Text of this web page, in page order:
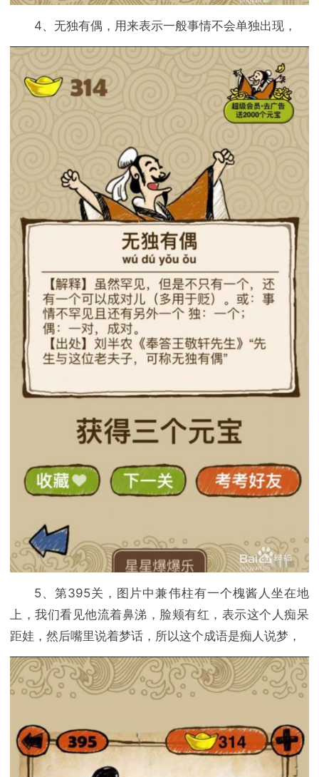
4、无独有偶，用来表示一般事情不会单独出现，
5、第395关，图片中兼伟柱有一个槐酱人坐在地
上，我们看见他流着鼻涕，脸颊有红，表示这个人痴呆
距娃，然后嘴里说着梦话，所以这个成语是痴人说梦，